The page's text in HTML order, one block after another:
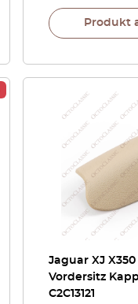
Produkt
Jaguar XJ X350
Vordersitz
C2C13121